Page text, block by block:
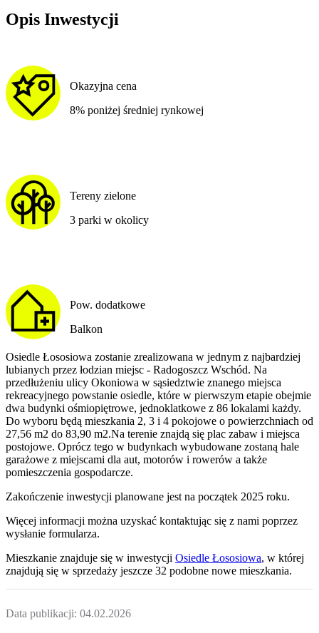
Opis Inwestycji
Okazyjna cena
8% poniżej średniej rynkowej
Tereny zielone
3 parki w okolicy
Pow. dodatkowe
Balkon
Osiedle Łososiowa zostanie zrealizowana w jednym z najbardziej
lubianych przez łodzian miejsc - Radogoszcz Wschód. Na
przedłużeniu ulicy Okoniowa w sąsiedztwie znanego miejsca
rekreacyjnego powstanie osiedle, które w pierwszym etapie obejmie
dwa budynki ośmiopiętrowe, jednoklatkowe z 86 lokalami każdy.
Do wyboru będą mieszkania 2, 3 i 4 pokojowe o powierzchniach od
27,56 m2 do 83,90 m2.Na terenie znajdą się plac zabaw i miejsca
postojowe. Oprócz tego w budynkach wybudowane zostaną hale
garażowe z miejscami dla aut, motorów i rowerów a także
pomieszczenia gospodarcze.
Zakończenie inwestycji planowane jest na początek 2025 roku.
Więcej informacji można uzyskać kontaktując się z nami poprzez
wysłanie formularza.
Mieszkanie znajduje się w inwestycji Osiedle Łososiowa, w której
znajdują się w sprzedaży jeszcze 32 podobne nowe mieszkania.
Data publikacji: 04.02.2026